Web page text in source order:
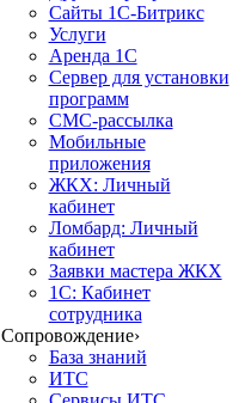
Сайты 1С-Битрикс
Услуги
Аренда 1С
Сервер для установки
программ
СМС-рассылка
Мобильные
приложения
ЖКХ: Личный
кабинет
Ломбард: Личный
кабинет
Заявки мастера ЖКХ
1С: Кабинет
сотрудника
Сопровождение›
База знаний
ИТС